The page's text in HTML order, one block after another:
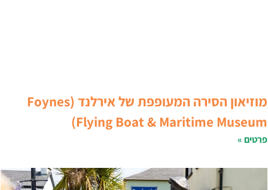
מוזיאון הסירה המעופפת של אירלנד (Foynes
Flying Boat & Maritime Museum)
פרטים »